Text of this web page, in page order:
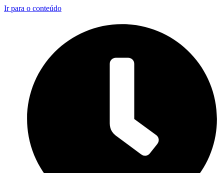
Ir para o conteúdo